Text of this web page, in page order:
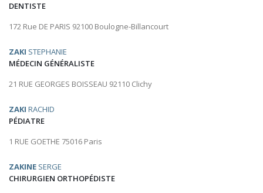
DENTISTE
172 Rue DE PARIS 92100 Boulogne-Billancourt
ZAKI STEPHANIE
MÉDECIN GÉNÉRALISTE
21 RUE GEORGES BOISSEAU 92110 Clichy
ZAKI RACHID
PÉDIATRE
1 RUE GOETHE 75016 Paris
ZAKINE SERGE
CHIRURGIEN ORTHOPÉDISTE